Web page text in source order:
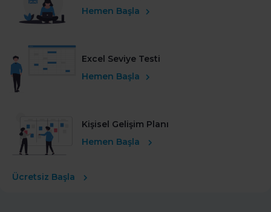
Hemen Başla
Excel Seviye Testi
Hemen Başla
Kişisel Gelişim Planı
Hemen Başla
Ücretsiz Başla